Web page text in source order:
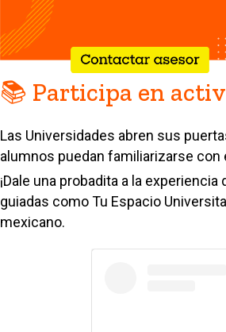
📚 Participa en
Las Universidades abren sus
alumnos puedan familiarizarse
¡Dale una probadita a la
guiadas como Tu Espacio
mexicano.